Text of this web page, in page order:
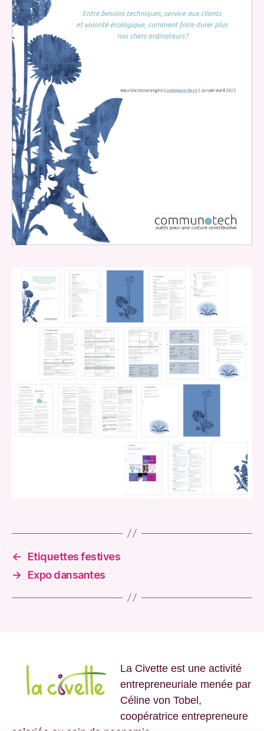
←
Etiquettes festives
→
Expo dansantes
La Civette est une activité
entrepreneuriale menée par
Céline von Tobel,
coopératrice entrepreneure